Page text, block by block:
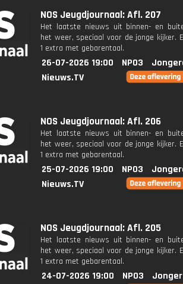
NOS Jeugdjournaal: Afl. 207
Het laatste nieuws uit binnen- en
het weer, speciaal voor de jonge kijker.
1 extra met gebarentaal.
26-07-2026 19:00 NPO3
Nieuws.TV
NOS Jeugdjournaal: Afl. 206
Het laatste nieuws uit binnen- en
het weer, speciaal voor de jonge kijker.
1 extra met gebarentaal.
25-07-2026 19:00 NPO3
Nieuws.TV
NOS Jeugdjournaal: Afl. 205
Het laatste nieuws uit binnen- en
het weer, speciaal voor de jonge kijker.
1 extra met gebarentaal.
24-07-2026 19:00 NPO3